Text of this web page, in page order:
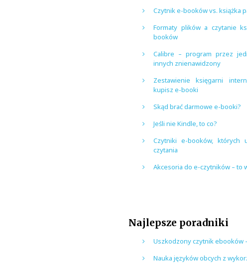
Czytnik e-booków vs. książka
Formaty plików a czytanie
booków
Calibre – program przez
innych znienawidzony
Zestawienie księgarni
kupisz e-booki
Skąd brać darmowe e-booki?
Jeśli nie Kindle, to co?
Czytniki e-booków,
czytania
Akcesoria do e-czytników – to
Najlepsze poradniki
Uszkodzony czytnik ebooków
Nauka języków obcych z